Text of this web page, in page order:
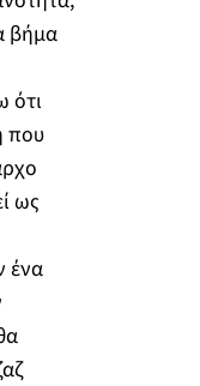
βήμα
ότι
που
ως
ένα